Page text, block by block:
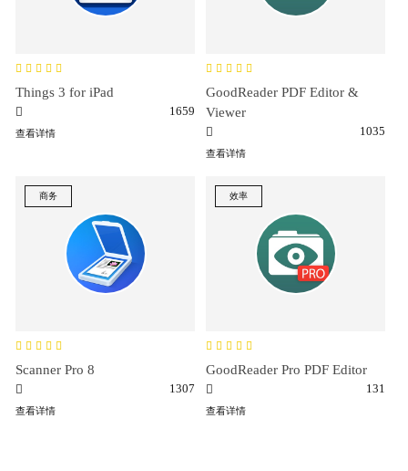
Things 3 for iPad
1659
查看详情
GoodReader PDF Editor &
Viewer
1035
查看详情
商务
Scanner Pro 8
1307
查看详情
效率
GoodReader Pro PDF Editor
131
查看详情